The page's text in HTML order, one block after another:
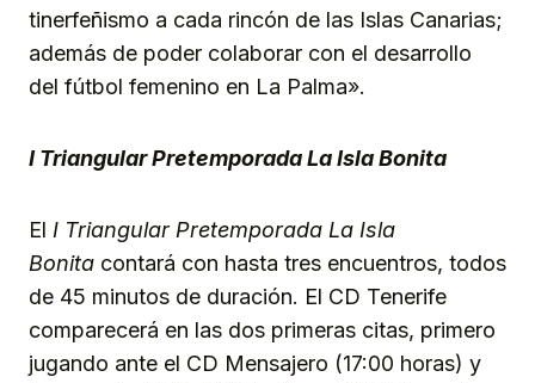
tinerfeñismo a cada rincón de las Islas Canarias;
además de poder colaborar con el desarrollo
del fútbol femenino en La Palma».
I Triangular Pretemporada La Isla Bonita
El I Triangular Pretemporada La Isla
Bonita contará con hasta tres encuentros, todos
de 45 minutos de duración. El CD Tenerife
comparecerá en las dos primeras citas, primero
jugando ante el CD Mensajero (17:00 horas) y